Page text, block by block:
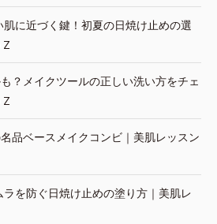
に近づく鍵！初夏の日焼け止めの選
Z
？メイクツールの正しい洗い方をチェ
Z
品ベースメイクコンビ｜美肌レッスン
ラを防ぐ日焼け止めの塗り方｜美肌レ